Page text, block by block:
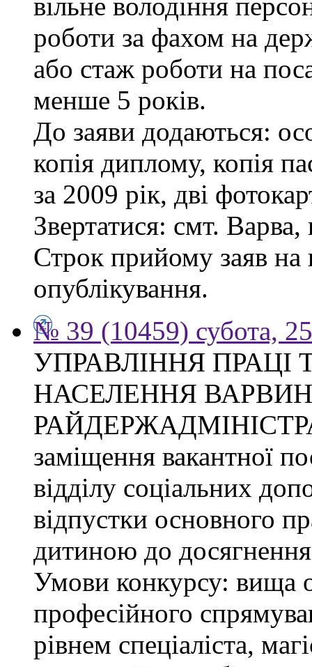
роботи за фахом на
або стаж роботи на
менше 5 років.
До заяви додаються:
копія диплому, копія
за 2009 рік, дві
Звертатися: смт.
Строк прийому заяв на
опублікування.
№ 39 (10459) субота,
УПРАВЛІННЯ ПРАЦІ
НАСЕЛЕННЯ
заміщення вакантної
відділу соціальних
відпустки основного
дитиною до
Умови конкурсу: вища
професійного
рівнем спеціаліста,